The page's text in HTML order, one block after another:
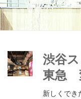
渋谷
東急
新しくでき